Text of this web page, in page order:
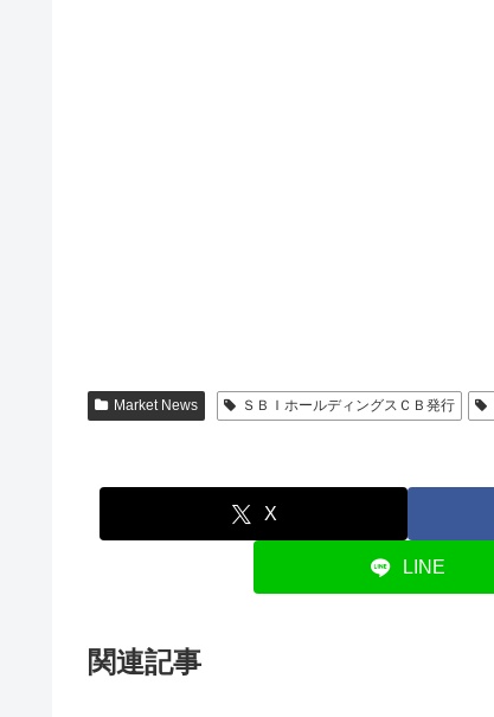
Market News ＳＢＩホールディングスＣＢ発行
X
LINE
関連記事